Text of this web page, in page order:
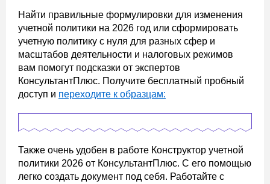
Найти правильные формулировки для изменения
учетной политики на 2026 год или сформировать
учетную политику с нуля для разных сфер и
масштабов деятельности и налоговых режимов
вам помогут подсказки от экспертов
КонсультантПлюс. Получите бесплатный пробный
доступ и переходите к образцам:
Также очень удобен в работе Конструктор учетной
политики 2026 от КонсультантПлюс. С его помощью
легко создать документ под себя. Работайте с